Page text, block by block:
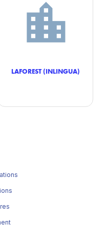
LAFOREST (INLINGUA)